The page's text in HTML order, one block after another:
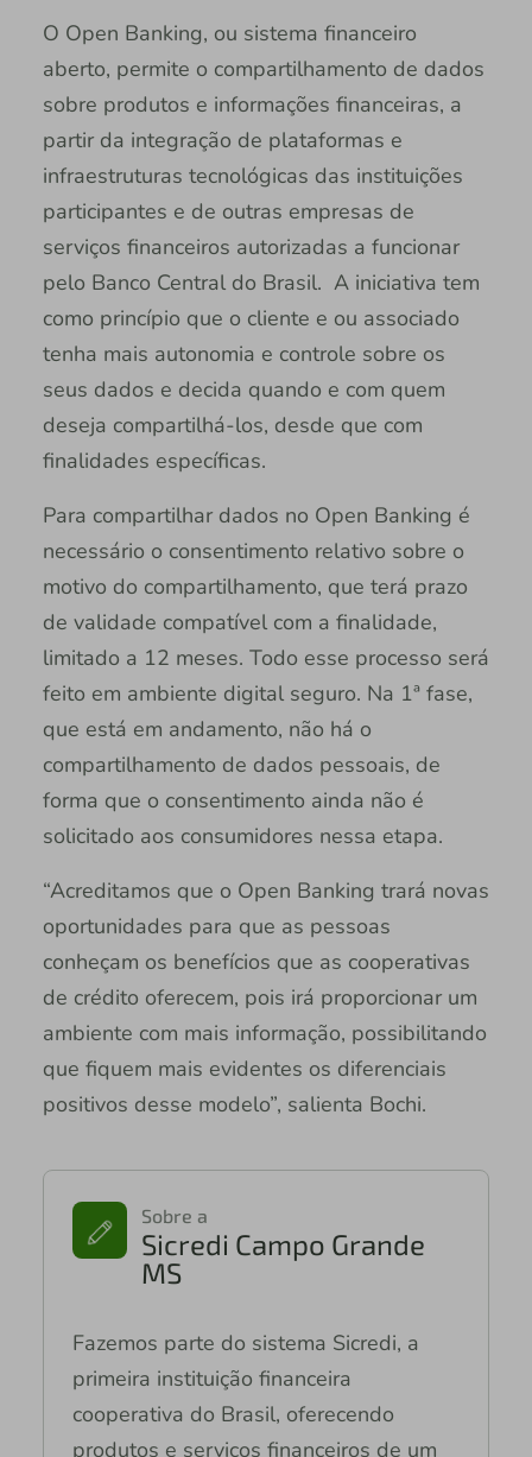
O Open Banking, ou sistema financeiro
aberto, permite o compartilhamento de dados
sobre produtos e informações financeiras, a
partir da integração de plataformas e
infraestruturas tecnológicas das instituições
participantes e de outras empresas de
serviços financeiros autorizadas a funcionar
pelo Banco Central do Brasil. A iniciativa tem
como princípio que o cliente e ou associado
tenha mais autonomia e controle sobre os
seus dados e decida quando e com quem
deseja compartilhá-los, desde que com
finalidades específicas.
Para compartilhar dados no Open Banking é
necessário o consentimento relativo sobre o
motivo do compartilhamento, que terá prazo
de validade compatível com a finalidade,
limitado a 12 meses. Todo esse processo será
feito em ambiente digital seguro. Na 1ª fase,
que está em andamento, não há o
compartilhamento de dados pessoais, de
forma que o consentimento ainda não é
solicitado aos consumidores nessa etapa.
“Acreditamos que o Open Banking trará novas
oportunidades para que as pessoas
conheçam os benefícios que as cooperativas
de crédito oferecem, pois irá proporcionar um
ambiente com mais informação, possibilitando
que fiquem mais evidentes os diferenciais
positivos desse modelo”, salienta Bochi.
Sobre a
Sicredi Campo Grande
MS
Fazemos parte do sistema Sicredi, a
primeira instituição financeira
cooperativa do Brasil, oferecendo
produtos e serviços financeiros de um